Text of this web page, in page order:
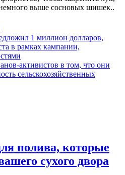
немного выше сосновых шишек..
1 миллион долларов,
в рамках кампании,
активистов в том, что они
сельскохозяйственных
полива, которые
сухого двора